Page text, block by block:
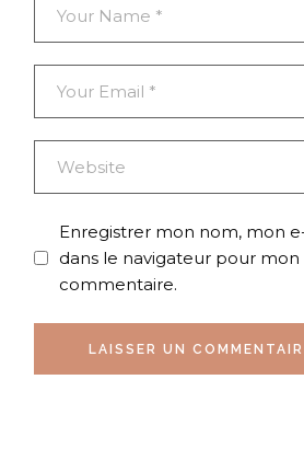
Enregistrer mon nom, mon
dans le navigateur pour
commentaire.
LAISSER UN